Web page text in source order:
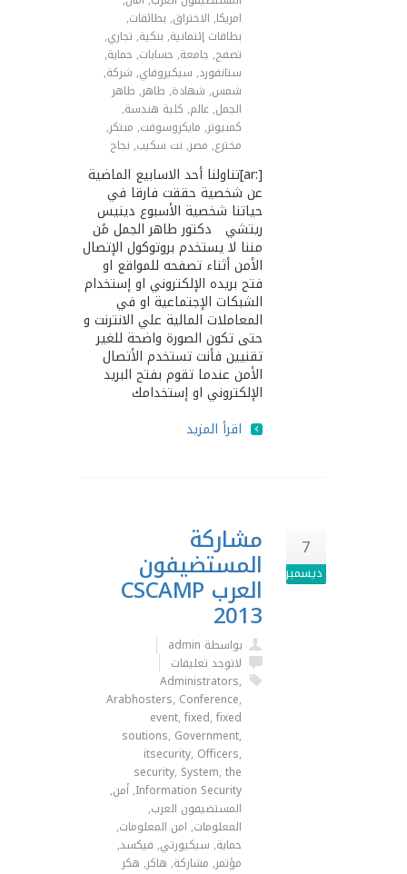
امريكا, اﻻختراق, بطائقات,
بطاقات إئتمانية, بنكية, تجاري,
تصفح, جامعة, حسابات, حماية,
ستانفورد, سيكيروفاي, شركة,
شمس, شهادة, طاهر, طاهر
الجمل,عالم, كلية هندسة,
كمبيوتر, مايكروسوفت, مبتكر,
مخترع, مصر, نت سكيب, نجاح
[:ar]تناولنا أحد اﻻسابيع الماضية
عن شخصية حققت فارقا في
حياتنا شخصية الأسبوع دينيس
ريتشي دكتور طاهر الجمل مًن
مننا لا يستخدم بروتوكول الإتصال
الأمن أثناء تصفحه للمواقع او
فتح بريده الإلكتروني او إستخدام
الشبكات الإجتماعية او في
المعاملات المالية علي اﻻنترنت و
حتى تكون الصورة واضحة للغير
تقنيين فأنت تستخدم الأتصال
الأمن عندما تقوم بفتح البريد
الإلكتروني او إستخدامك
اقرأ المزيد
7
ديسمبر
مشاركة
المستضيفون
العرب CSCAMP
2013
بواسطة admin
لاتوجد تعليقات
Administrators,
Arabhosters, Conference,
event, fixed, fixed
soutions, Government,
itsecurity, Officers,
security, System, the
Information Security
,أمن,
المستضيفون العرب,
المعلومات, امن المعلومات,
حماية, سيكيورتي, فيكسد,
مؤتمر, مشاركة, هاكر, هكر